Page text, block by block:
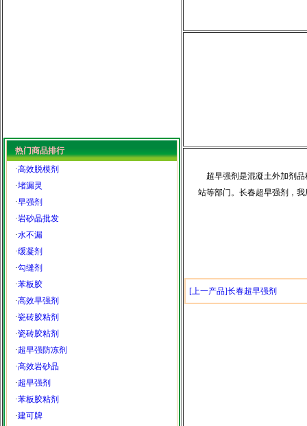
热门商品排行
·高效脱模剂
·堵漏灵
·早强剂
·岩砂晶批发
·水不漏
·缓凝剂
·勾缝剂
·苯板胶
·高效早强剂
·瓷砖胶粘剂
·瓷砖胶粘剂
·超早强防冻剂
·高效岩砂晶
·超早强剂
·苯板胶粘剂
·建可牌
超早强剂是混凝土外加剂品
站等部门。长春超早强剂，
[上一产品]长春超早强剂